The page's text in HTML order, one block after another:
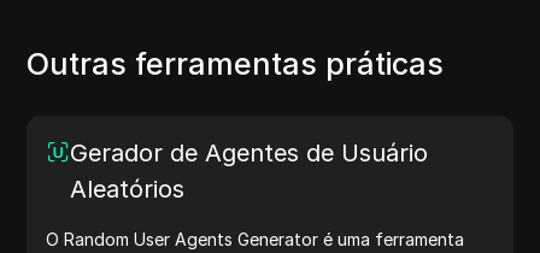
Outras ferramentas práticas
Gerador de Agentes de Usuário
Aleatórios
O Random User Agents Generator é uma ferramenta